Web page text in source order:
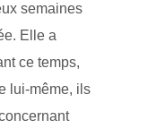
semaines
Elle a
ce temps,
lui-même, ils